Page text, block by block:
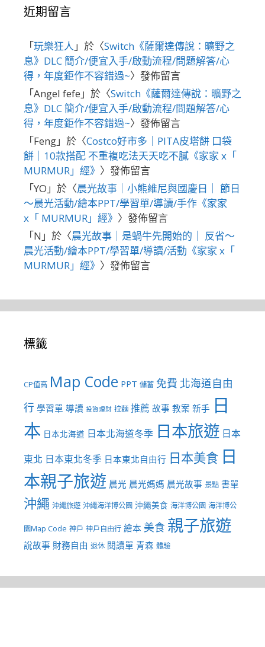
近期留言
「玩樂狂人 」於〈Switch《薩爾達傳說：曠野之
息》DLC 簡介/便宜入手/啟動流程/問題解答/心
得，年度鉅作不容錯過~〉發佈留言
「Angel fefe 」於〈Switch《薩爾達傳說：曠野之
息》DLC 簡介/便宜入手/啟動流程/問題解答/心
得，年度鉅作不容錯過~〉發佈留言
「Feng」於〈Costco好市多｜PITA皮塔餅 口袋
餅｜10款搭配 不重複吃法天天吃不膩《家家 x「
MURMUR」經》 〉發佈留言
「YO 」於〈晨光故事｜小熊維尼與國慶日｜ 節日
～晨光活動/繪本PPT/學習單/導讀/手作《家家
x「 MURMUR」經》 〉發佈留言
「N 」於〈晨光故事｜是蝸牛先開始的｜ 反省～
晨光活動/繪本PPT/學習單/導讀/活動《家家 x「
MURMUR」經》 〉發佈留言
標籤
CP值高 Map Code PPT 儲蓄 免費 北海道自由
行 學習單 導讀 投資理財 拉麵 推薦 故事 教案 新手 日
本 日本北海道 日本北海道冬季 日本旅遊 日本
東北 日本東北冬季 日本東北自由行 日本美食 日
本親子旅遊 晨光 晨光媽媽 晨光故事 景點 書單
沖繩 沖繩旅遊 沖繩海洋博公園 沖繩美食 海洋博公園 海洋博公
園Map Code 神戶 神戶自由行 繪本 美食 親子旅遊
說故事 財務自由 退休 閱讀單 青森 體驗